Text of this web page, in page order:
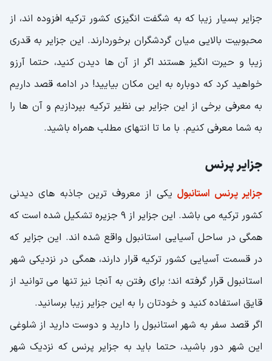
جزایر بسیار زیبا که به شگفت انگیزی کشور ترکیه افزوده اند، از
محبوبیت بالایی میان گردشگران برخوردارند. این جزایر به قدری
زیبا و حیرت انگیز هستند اگر از آن ها دیدن کنید، حتما آرزو
خواهید کرد که دوباره به این مکان بیایید! در ادامه قصد داریم
به معرفی برخی از این جزایر بی نظیر ترکیه بپردازیم و آن ها را
به شما معرفی کنیم. با ما تا انتهای مطلب همراه باشید.
جزایر پرنس
جزایر پرنس استانبولیکی از معروف ترین جاذبه های دیدنی
کشور ترکیه می باشد. این جزایر از 9 جزیره تشکیل شده است که
همگی در ساحل آسیایی استانبول واقع شده اند. این جزایر که
در قسمت آسیایی کشور ترکیه قرار دارند، همگی در نزدیکی شهر
استانبول قرار گرفته اند؛ برای رفتن به آنجا نیز تنها می توانید از
قایق استفاده کنید و خودتان را به این جزایر زیبا برسانید.
اگر قصد سفر به شهر استانبول را دارید و دوست دارید از شلوغی
این شهر دور باشید، حتما باید به جزایر پرنس که نزدیک شهر